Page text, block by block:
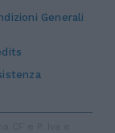
Generali